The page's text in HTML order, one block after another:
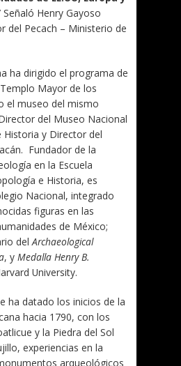
Señaló Henry Gayoso
del Pecach – Ministerio de
ha dirigido el programa de
Mayor de los
el museo del mismo
del Museo Nacional
y Director del
Fundador de la
en la Escuela
e Historia, es
Nacional, integrado
figuras en las
de México;
delArchaeological
, y Medalla Henry B.
University.
ha datado los inicios de la
hacia 1790, con los
y la Piedra del Sol
experiencias en la
arqueológicos